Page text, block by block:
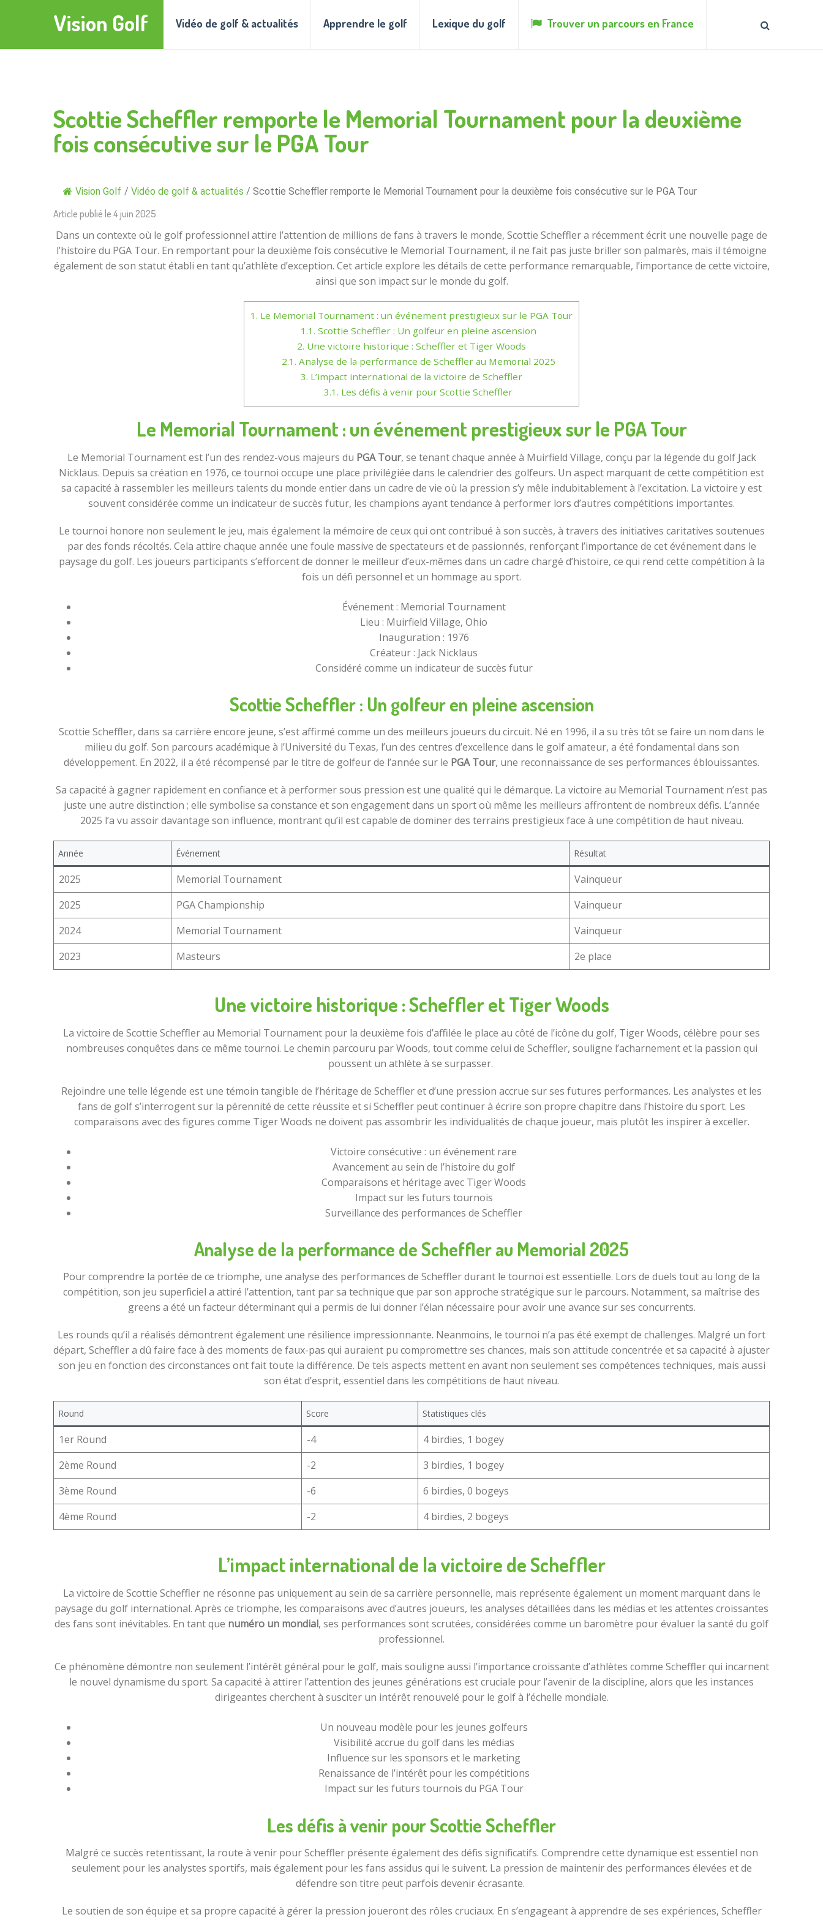
Vision Golf Vidéo de golf & actualités Apprendre le golf Lexique du golf Trouver un parcours en France
Scottie Scheffler remporte le Memorial Tournament pour la deuxième
fois consécutive sur le PGA Tour
Vision Golf / Vidéo de golf & actualités / Scottie Scheffler remporte le Memorial Tournament pour la deuxième fois consécutive sur le PGA Tour
Article publié le 4 juin 2025
Dans un contexte où le golf professionnel attire l’attention de millions de fans à travers le monde, Scottie Scheffler a récemment écrit une nouvelle page de
l’histoire du PGA Tour. En remportant pour la deuxième fois consécutive le Memorial Tournament, il ne fait pas juste briller son palmarès, mais il témoigne
également de son statut établi en tant qu’athlète d’exception. Cet article explore les détails de cette performance remarquable, l’importance de cette victoire,
ainsi que son impact sur le monde du golf.
1. Le Memorial Tournament : un événement prestigieux sur le PGA Tour
1.1. Scottie Scheffler : Un golfeur en pleine ascension
2. Une victoire historique : Scheffler et Tiger Woods
2.1. Analyse de la performance de Scheffler au Memorial 2025
3. L’impact international de la victoire de Scheffler
3.1. Les défis à venir pour Scottie Scheffler
Le Memorial Tournament : un événement prestigieux sur le PGA Tour
Le Memorial Tournament est l’un des rendez-vous majeurs du PGA Tour, se tenant chaque année à Muirfield Village, conçu par la légende du golf Jack
Nicklaus. Depuis sa création en 1976, ce tournoi occupe une place privilégiée dans le calendrier des golfeurs. Un aspect marquant de cette compétition est
sa capacité à rassembler les meilleurs talents du monde entier dans un cadre de vie où la pression s’y mêle indubitablement à l’excitation. La victoire y est
souvent considérée comme un indicateur de succès futur, les champions ayant tendance à performer lors d’autres compétitions importantes.
Le tournoi honore non seulement le jeu, mais également la mémoire de ceux qui ont contribué à son succès, à travers des initiatives caritatives soutenues
par des fonds récoltés. Cela attire chaque année une foule massive de spectateurs et de passionnés, renforçant l’importance de cet événement dans le
paysage du golf. Les joueurs participants s’efforcent de donner le meilleur d’eux-mêmes dans un cadre chargé d’histoire, ce qui rend cette compétition à la
fois un défi personnel et un hommage au sport.
Événement : Memorial Tournament
Lieu : Muirfield Village, Ohio
Inauguration : 1976
Créateur : Jack Nicklaus
Considéré comme un indicateur de succès futur
Scottie Scheffler : Un golfeur en pleine ascension
Scottie Scheffler, dans sa carrière encore jeune, s’est affirmé comme un des meilleurs joueurs du circuit. Né en 1996, il a su très tôt se faire un nom dans le
milieu du golf. Son parcours académique à l’Université du Texas, l’un des centres d’excellence dans le golf amateur, a été fondamental dans son
développement. En 2022, il a été récompensé par le titre de golfeur de l’année sur le PGA Tour, une reconnaissance de ses performances éblouissantes.
Sa capacité à gagner rapidement en confiance et à performer sous pression est une qualité qui le démarque. La victoire au Memorial Tournament n’est pas
juste une autre distinction ; elle symbolise sa constance et son engagement dans un sport où même les meilleurs affrontent de nombreux défis. L’année
2025 l’a vu assoir davantage son influence, montrant qu’il est capable de dominer des terrains prestigieux face à une compétition de haut niveau.
Année Événement Résultat
2025 Memorial Tournament
Vainqueur
2025
PGA Championship
Vainqueur
2024
Memorial Tournament
Vainqueur
2023
Masteurs 2e place
Une victoire historique : Scheffler et Tiger Woods
La victoire de Scottie Scheffler au Memorial Tournament pour la deuxième fois d’affilée le place au côté de l’icône du golf, Tiger Woods, célèbre pour ses
nombreuses conquêtes dans ce même tournoi. Le chemin parcouru par Woods, tout comme celui de Scheffler, souligne l’acharnement et la passion qui
poussent un athlète à se surpasser.
Rejoindre une telle légende est une témoin tangible de l’héritage de Scheffler et d’une pression accrue sur ses futures performances. Les analystes et les
fans de golf s’interrogent sur la pérennité de cette réussite et si Scheffler peut continuer à écrire son propre chapitre dans l’histoire du sport. Les
comparaisons avec des figures comme Tiger Woods ne doivent pas assombrir les individualités de chaque joueur, mais plutôt les inspirer à exceller.
Victoire consécutive : un événement rare
Avancement au sein de l’histoire du golf
Comparaisons et héritage avec Tiger Woods
Impact sur les futurs tournois
Surveillance des performances de Scheffler
Analyse de la performance de Scheffler au Memorial 2025
Pour comprendre la portée de ce triomphe, une analyse des performances de Scheffler durant le tournoi est essentielle. Lors de duels tout au long de la
compétition, son jeu superficiel a attiré l’attention, tant par sa technique que par son approche stratégique sur le parcours. Notamment, sa maîtrise des
greens a été un facteur déterminant qui a permis de lui donner l’élan nécessaire pour avoir une avance sur ses concurrents.
Les rounds qu’il a réalisés démontrent également une résilience impressionnante. Neanmoins, le tournoi n’a pas été exempt de challenges. Malgré un fort
départ, Scheffler a dû faire face à des moments de faux-pas qui auraient pu compromettre ses chances, mais son attitude concentrée et sa capacité à ajuster
son jeu en fonction des circonstances ont fait toute la différence. De tels aspects mettent en avant non seulement ses compétences techniques, mais aussi
son état d’esprit, essentiel dans les compétitions de haut niveau.
Round Score Statistiques clés
1er Round -4
4 birdies, 1 bogey
2ème Round -2
3 birdies, 1 bogey
3ème Round -6
6 birdies, 0 bogeys
4ème Round -2 4 birdies, 2 bogeys
L’impact international de la victoire de Scheffler
La victoire de Scottie Scheffler ne résonne pas uniquement au sein de sa carrière personnelle, mais représente également un moment marquant dans le
paysage du golf international. Après ce triomphe, les comparaisons avec d’autres joueurs, les analyses détaillées dans les médias et les attentes croissantes
des fans sont inévitables. En tant que numéro un mondial, ses performances sont scrutées, considérées comme un baromètre pour évaluer la santé du golf
professionnel.
Ce phénomène démontre non seulement l’intérêt général pour le golf, mais souligne aussi l’importance croissante d’athlètes comme Scheffler qui incarnent
le nouvel dynamisme du sport. Sa capacité à attirer l’attention des jeunes générations est cruciale pour l’avenir de la discipline, alors que les instances
dirigeantes cherchent à susciter un intérêt renouvelé pour le golf à l’échelle mondiale.
Un nouveau modèle pour les jeunes golfeurs
Visibilité accrue du golf dans les médias
Influence sur les sponsors et le marketing
Renaissance de l’intérêt pour les compétitions
Impact sur les futurs tournois du PGA Tour
Les défis à venir pour Scottie Scheffler
Malgré ce succès retentissant, la route à venir pour Scheffler présente également des défis significatifs. Comprendre cette dynamique est essentiel non
seulement pour les analystes sportifs, mais également pour les fans assidus qui le suivent. La pression de maintenir des performances élevées et de
défendre son titre peut parfois devenir écrasante.
Le soutien de son équipe et sa propre capacité à gérer la pression joueront des rôles cruciaux. En s’engageant à apprendre de ses expériences, Scheffler